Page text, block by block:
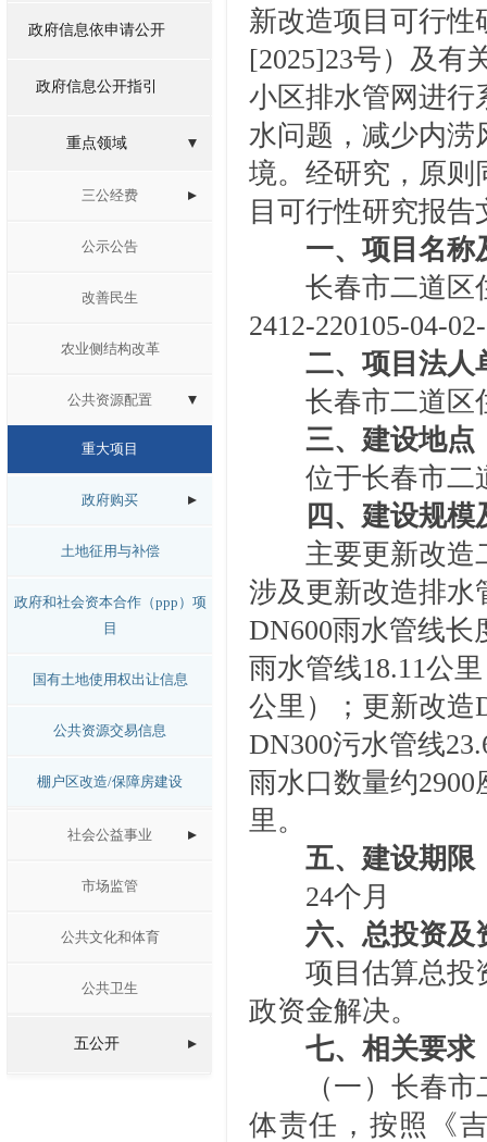
政府信息依申请公开
政府信息公开指引
重点领域
三公经费
公示公告
改善民生
农业侧结构改革
公共资源配置
重大项目
政府购买
土地征用与补偿
政府和社会资本合作（ppp）项
目
国有土地使用权出让信息
公共资源交易信息
棚户区改造/保障房建设
社会公益事业
市场监管
公共文化和体育
公共卫生
五公开
新改造项目可行性
[2025]23号） 及有
小区排水管网进行
水问题，减少内涝
境。经研究，原
目可行性研究报
一、 项目 名称
长春市二道区
2412-220105-04-
二、 项目 法人
长春市二道区
三、 建设地点
位于长春市二
四、建设规
主要更新改造
涉及更新改造排水
DN600雨水管线长
雨水管线18.11公
公里）；更新改造
DN300污水管线
雨水口数量约2900
里。
五、建设期限
24个月
六、 总投资及
项目估算总投
政资金解决。
七、相关要求
（一）长春
体责任，按照《